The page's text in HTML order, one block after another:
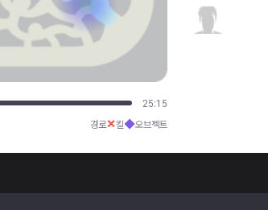
31:54
경로✕킬◆오브젝트